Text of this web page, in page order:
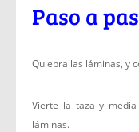
Paso a
Quiebra las láminas, y
Vierte la taza y
láminas.